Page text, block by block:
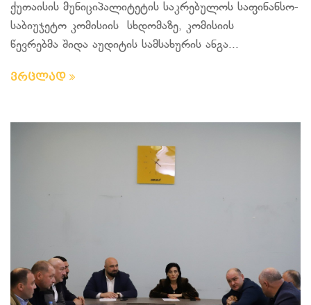
ქუთაისის მუნიციპალიტეტის საკრებულოს საფინანსო-
საბიუჯეტო კომისიის სხდომაზე, კომისიის
წევრებმა შიდა აუდიტის სამსახურის ანგა...
ვრცლად